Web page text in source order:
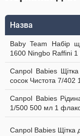
Назва
Baby Team Набір
1600 Ningbo Raffini 1
Canpol Babies
сосок Чистота 7/402
Canpol Babies
1/500 500 мл 1
Canpol Babies Щітка